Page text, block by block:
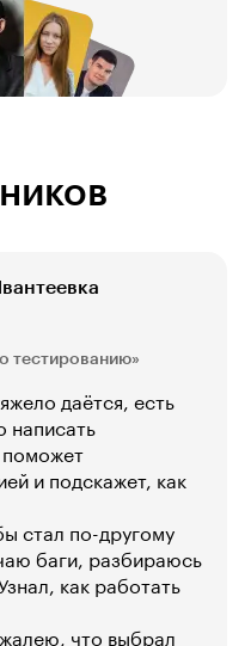
тестированию»
даётся, есть
написать
поможет
и подскажет, как
стал по-другому
баги, разбираюсь
как работать
что выбрал